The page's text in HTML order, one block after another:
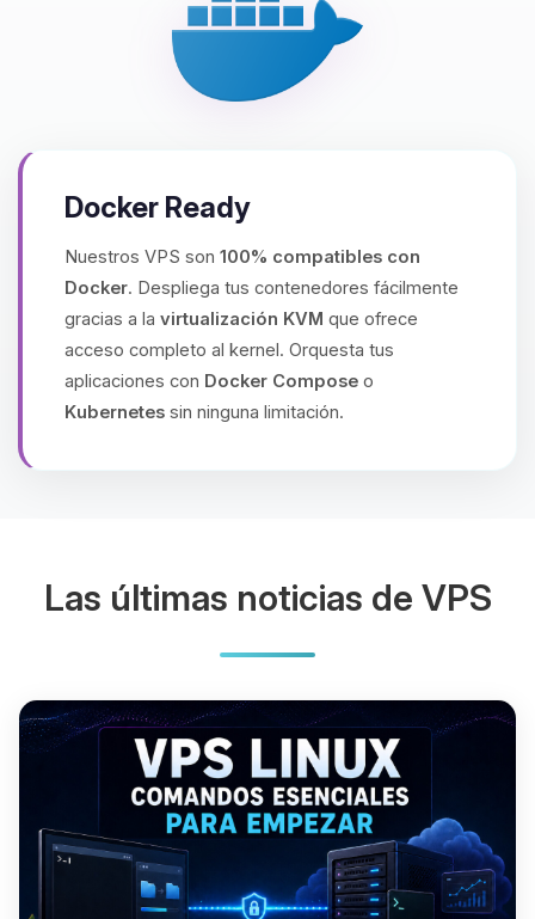
Docker Ready
Nuestros VPS son 100% compatibles con
Docker. Despliega tus contenedores fácilmente
gracias a la virtualización KVM que ofrece
acceso completo al kernel. Orquesta tus
aplicaciones con Docker Compose o
Kubernetes sin ninguna limitación.
Las últimas noticias de VPS